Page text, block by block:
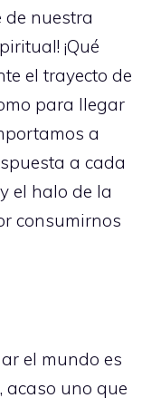
nuestra
¡Qué
el trayecto de
para llegar
a
a cada
el halo de la
consumirnos
el mundo es
acaso uno que